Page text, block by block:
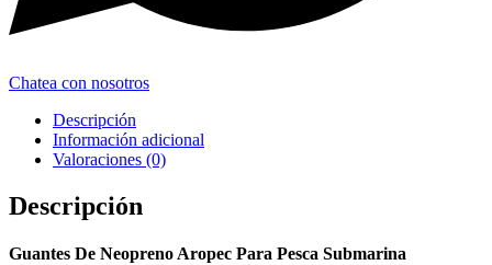
Chatea con nosotros
Descripción
Información adicional
Valoraciones (0)
Descripción
Guantes De Neopreno Aropec Para Pesca Submarina